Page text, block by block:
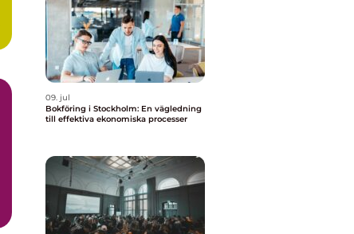
09. jul
Bokföring i Stockholm: En vägledning
till effektiva ekonomiska processer